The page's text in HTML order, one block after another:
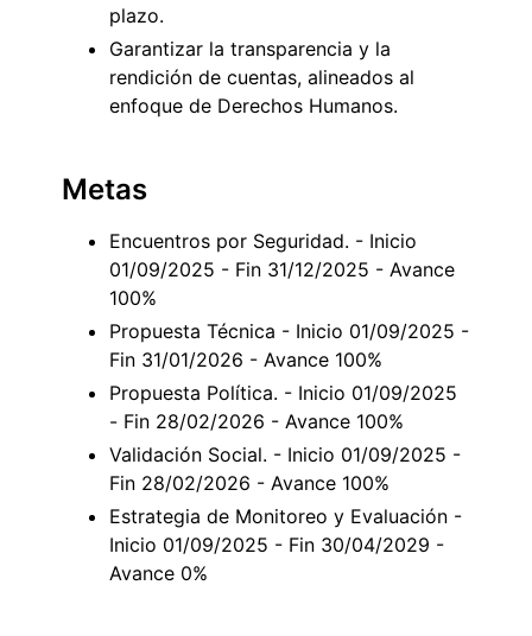
plazo.
Garantizar la transparencia y la
rendición de cuentas, alineados al
enfoque de Derechos Humanos.
Metas
Encuentros por Seguridad. - Inicio
01/09/2025 - Fin 31/12/2025 - Avance
100%
Propuesta Técnica - Inicio 01/09/2025 -
Fin 31/01/2026 - Avance 100%
Propuesta Política. - Inicio 01/09/2025
- Fin 28/02/2026 - Avance 100%
Validación Social. - Inicio 01/09/2025 -
Fin 28/02/2026 - Avance 100%
Estrategia de Monitoreo y Evaluación -
Inicio 01/09/2025 - Fin 30/04/2029 -
Avance 0%